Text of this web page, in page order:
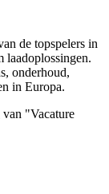
de topspelers in
laadoplossingen.
onderhoud,
in Europa.
"Vacature